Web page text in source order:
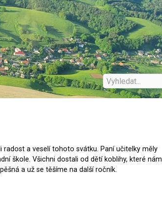
radost a veselí tohoto svátku. Paní učitelky měly
škole. Všichni dostali od dětí koblihy, které nám
a už se těšíme na další ročník.